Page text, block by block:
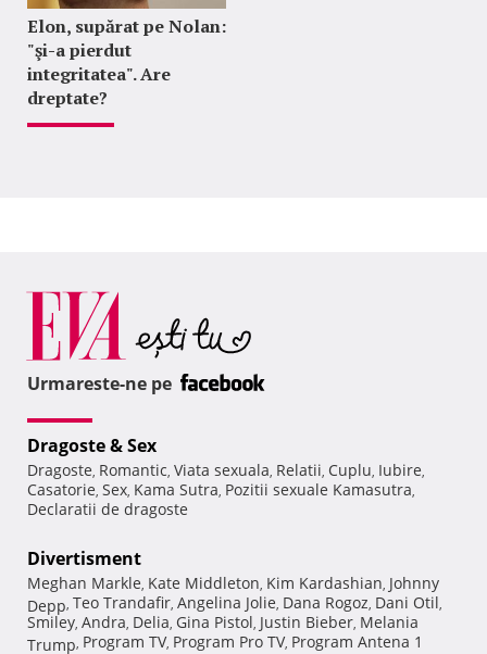
Elon, supărat pe Nolan:
"şi-a pierdut
integritatea". Are
dreptate?
Urmareste-ne pe
Dragoste & Sex
Dragoste, Romantic, Viata sexuala, Relatii, Cuplu, Iubire,
Casatorie, Sex, Kama Sutra, Pozitii sexuale Kamasutra,
Declaratii de dragoste
Divertisment
Meghan Markle, Kate Middleton, Kim Kardashian, Johnny
Depp, Teo Trandafir, Angelina Jolie, Dana Rogoz, Dani Otil,
Smiley, Andra, Delia, Gina Pistol, Justin Bieber, Melania
Trump, Program TV, Program Pro TV, Program Antena 1